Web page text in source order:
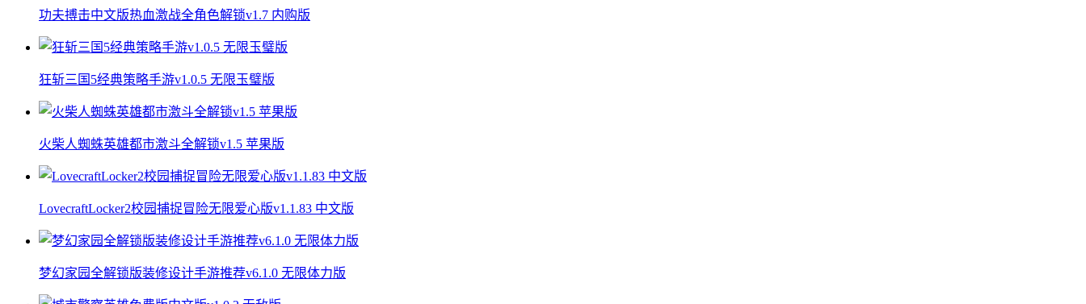
功夫搏击中文版热血激战全角色解锁v1.7 内购版
狂斩三国5经典策略手游v1.0.5 无限玉璧版
火柴人蜘蛛英雄都市激斗全解锁v1.5 苹果版
LovecraftLocker2校园捕捉冒险无限爱心版v1.1.83 中文版
梦幻家园全解锁版装修设计手游推荐v6.1.0 无限体力版